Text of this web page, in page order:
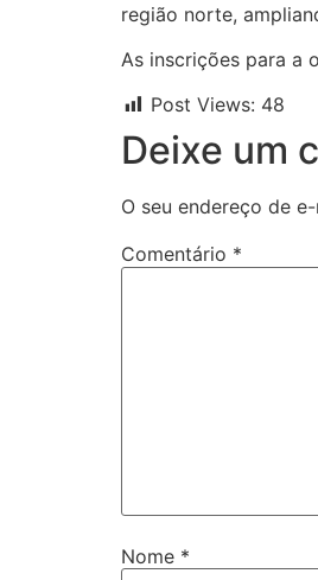
região norte,
As inscrições para a
Post Views: 48
Deixe um
O seu endereço de
Comentário *
Nome *